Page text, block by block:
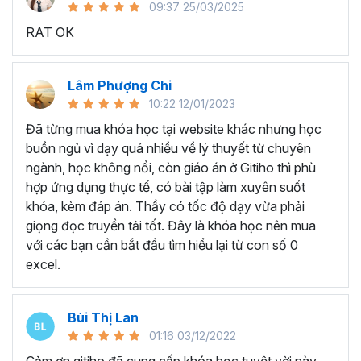
sử dụng Excel sẽ tốn nhiều thời gian, công sức để xử lý
công việc. Hơn nữa, chúng ta cũng không biết những thứ
mình đang thực hiện đúng hay không.
Hiện nay 100% các doanh nghiệp tại Việt Nam
cần tới kỹ năng Excel khi ứng tuyển vào vị trí kế toán, xử
chính... Mỗi cấp độ sẽ có yêu cầu thành thạo Excel xử lý
công việc khác nhau.
Chính vì điều đó Gitiho đã mở khóa học vềThủ thuật
Excel cập nhật hàng tuần - EXG02 với hơn7h+ học
cùng với92 tài liệu đính kèmbạn sẽ nhận được nhiều lợi
ích vô tận như:
Giảng viên là những người có trình độ chuyên môn
cao, kinh nghiệm thực tiễn dày dặn đã và đang đào
VPBank, FPT software, Vietcombank, MIC, Tập
đoàn Thành Công, TH True Milk
09:37 25/03/2025
RAT OK
Lâm Phượng Chi
10:22 12/01/2023
Đã từng mua khóa học tại website khác nhưng học
buồn ngủ vì dạy quá nhiều về lý thuyết từ chuyên
ngành, học không nổi, còn giáo án ở Gitiho thì phù
hợp ứng dụng thực tế, có bài tập làm xuyên suốt
khóa, kèm đáp án. Thầy có tốc độ dạy vừa phải
giọng đọc truyền tải tốt. Đây là khóa học nên mua
với các bạn cần bắt đầu tìm hiểu lại từ con số 0
excel.
Bùi Thị Lan
01:16 03/12/2022